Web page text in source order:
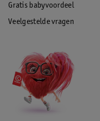
Gratis babyvoordeel
Veelgestelde vragen